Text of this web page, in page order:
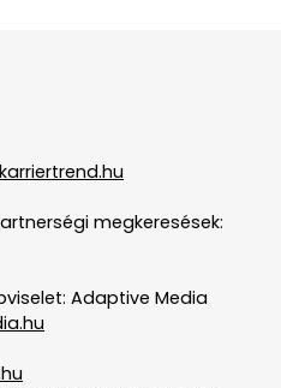
megkeresések:
Adaptive Media